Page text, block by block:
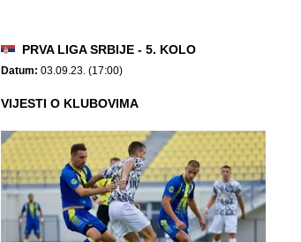
PRVA LIGA SRBIJE - 5. KOLO
Datum: 03.09.23. (17:00)
VIJESTI O KLUBOVIMA